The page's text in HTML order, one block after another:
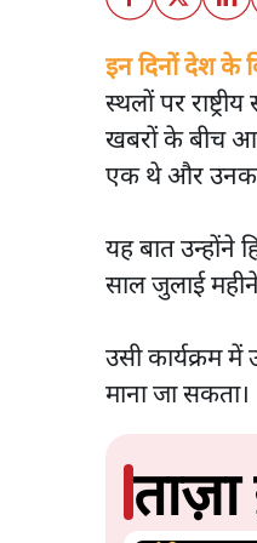
इन दिनों देश के
स्थलों पर
खबरों के बीच
एक थे और उनका
यह बात उन्होंने
साल जुलाई
उसी कार्यक्रम
माना जा सकता।